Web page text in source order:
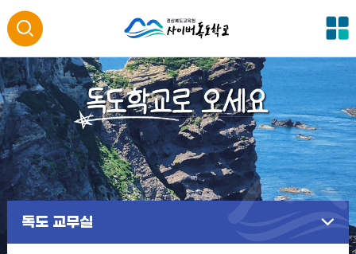
통
합
검
색
열
기
전
메
뉴
독도 교무실